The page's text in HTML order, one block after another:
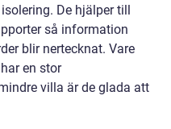
De hjälper till
så information
blir nertecknat. Vare
en stor
villa är de glada att